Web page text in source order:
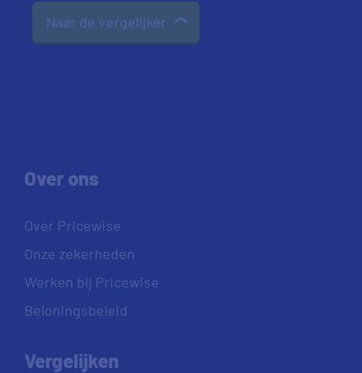
Naar de vergelijker
Over ons
Over Pricewise
Onze zekerheden
Werken bij Pricewise
Beloningsbeleid
Vergelijken